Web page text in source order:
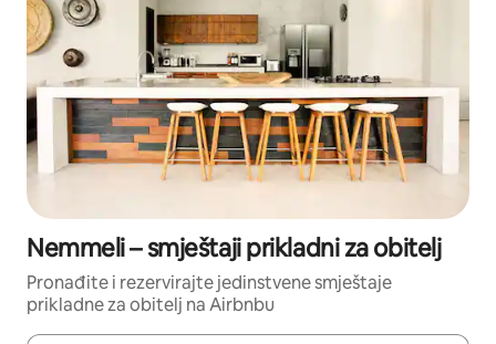
Nemmeli – smještaji prikladni za obitelj
Pronađite i rezervirajte jedinstvene smještaje
prikladne za obitelj na Airbnbu